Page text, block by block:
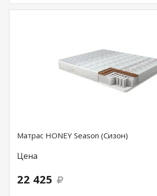
Матрас HONEY Season (Сизон)
Цена
22 425